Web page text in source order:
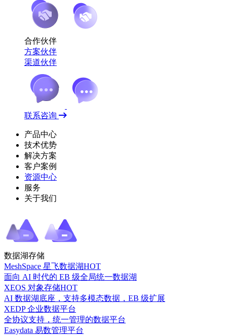
合作伙伴
方案伙伴
渠道伙伴
联系咨询
产品中心
技术优势
解决方案
客户案例
资源中心
服务
关于我们
数据湖存储
MeshSpace 星飞数据湖HOT
面向 AI 时代的 EB 级全局统一数据湖
XEOS 对象存储HOT
AI 数据湖底座，支持多模态数据，EB 级扩展
XEDP 企业数据平台
全协议支持，统一管理的数据平台
Easydata 易数管理平台